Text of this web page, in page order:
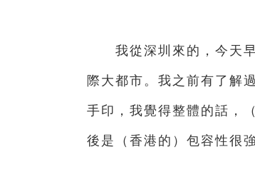
我從深圳來的，今天早
際大都市。我之前有了解
手印，我覺得整體的話，
後是（香港的）包容性